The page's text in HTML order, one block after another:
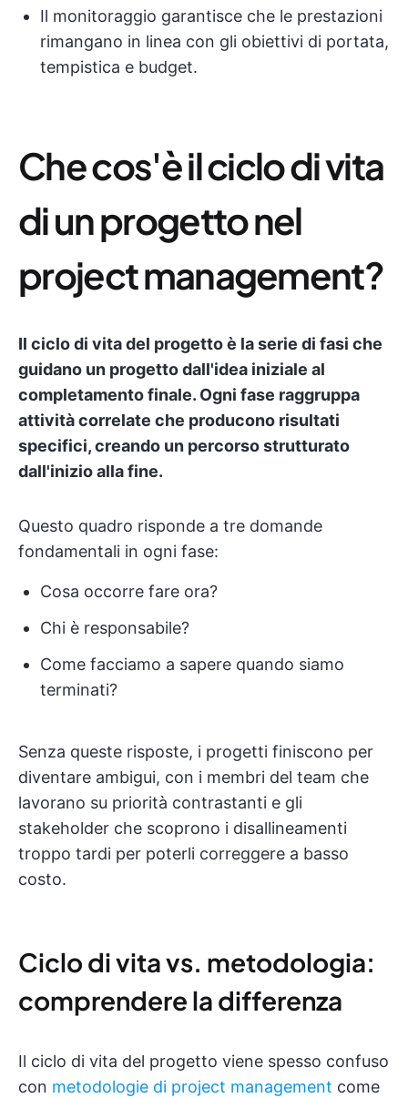
Il monitoraggio garantisce che le prestazioni
rimangano in linea con gli obiettivi di portata,
tempistica e budget.
Che cos'è il ciclo di vita
di un progetto nel
project management?
Il ciclo di vita del progetto è la serie di fasi che
guidano un progetto dall'idea iniziale al
completamento finale. Ogni fase raggruppa
attività correlate che producono risultati
specifici, creando un percorso strutturato
dall'inizio alla fine.
Questo quadro risponde a tre domande
fondamentali in ogni fase:
Cosa occorre fare ora?
Chi è responsabile?
Come facciamo a sapere quando siamo
terminati?
Senza queste risposte, i progetti finiscono per
diventare ambigui, con i membri del team che
lavorano su priorità contrastanti e gli
stakeholder che scoprono i disallineamenti
troppo tardi per poterli correggere a basso
costo.
Ciclo di vita vs. metodologia:
comprendere la differenza
Il ciclo di vita del progetto viene spesso confuso
con metodologie di project management come